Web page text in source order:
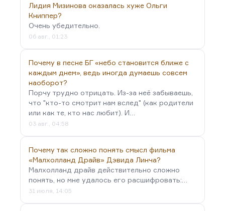
Лидия Мизинова оказалась хуже Ольги
Книппер?
Очень убедительно.
06 авг., 01:23
Почему в песне БГ «небо становится ближе с
каждым днем», ведь иногда думаешь совсем
наоборот?
Порчу трудно отрицать. Из-за неё забываешь,
что "кто-то смотрит нам вслед" (как родители
или как те, кто нас любит). И…
03 авг., 04:58
Почему так сложно понять смысл фильма
«Малхолланд Драйв» Дэвида Линча?
Малхолланд драйв действительно сложно
понять, но мне удалось его расшифровать:…
31 июля, 14:05